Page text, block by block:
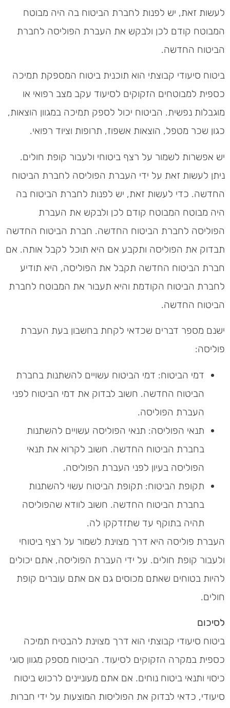
לעשות זאת, יש לפנות לחברת הביטוח בה היה מבוטח
המבוטח קודם לכן ולבקש את העברת הפוליסה לחברת
הביטוח החדשה.
ביטוח סיעודי קבוצתי הוא תוכנית ביטוח המספקת תמיכה
כספית למבוטחים הזקוקים לסיעוד עקב מצב רפואי או
מוגבלות נפשית. הביטוח יכול לספק תמיכה במגוון הוצאות,
כגון שכר מטפל, הוצאות אשפוז, תרופות וציוד רפואי.
יש אפשרות לשמור על רצף ביטוחי ולעבור קופת חולים.
ניתן לעשות זאת על ידי העברת הפוליסה לחברת הביטוח
החדשה. כדי לעשות זאת, יש לפנות לחברת הביטוח בה
היה מבוטח המבוטח קודם לכן ולבקש את העברת
הפוליסה לחברת הביטוח החדשה. חברת הביטוח החדשה
תבדוק את הפוליסה ותקבע אם היא תוכל לקבל אותה. אם
חברת הביטוח החדשה תקבל את הפוליסה, היא תודיע
לחברת הביטוח הקודמת והיא תעבור את המבוטח לחברת
הביטוח החדשה.
ישנם מספר דברים שכדאי לקחת בחשבון בעת העברת
פוליסה:
דמי הביטוח: דמי הביטוח עשויים להשתנות בחברת
הביטוח החדשה. חשוב לבדוק את דמי הביטוח לפני
העברת הפוליסה.
תנאי הפוליסה: תנאי הפוליסה עשויים להשתנות
בחברת הביטוח החדשה. חשוב לקרוא את תנאי
הפוליסה בעיון לפני העברת הפוליסה.
תקופת הביטוח: תקופת הביטוח עשוי להשתנות
בחברת הביטוח החדשה. חשוב לוודא שהפוליסה
תהיה בתוקף עד שתזדקקו לה.
העברת פוליסה היא דרך מצוינת לשמור על רצף ביטוחי
ולעבור קופת חולים. על ידי העברת הפוליסה, אתם יכולים
להיות בטוחים שאתם מכוסים גם אם אתם עוברים קופת
חולים.
לסיכום
ביטוח סיעודי קבוצתי הוא דרך מצוינת להבטיח תמיכה
כספית במקרה הזקוקים לסיעוד. הביטוח מספק מגוון סוגי
כיסוי ותנאי ביטוח נוחים. אם אתם מעוניינים לרכוש ביטוח
סיעודי, כדאי לבדוק את הפוליסות המוצעות על ידי חברות